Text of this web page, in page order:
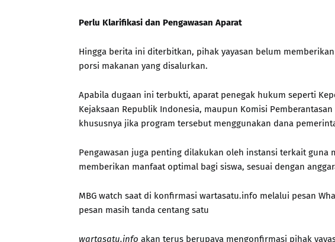
Perlu Klarifikasi dan Pengawasan Aparat
Hingga berita ini diterbitkan, pihak yayasan belum
porsi makanan yang disalurkan.
Apabila dugaan ini terbukti, aparat penegak hukum seperti
Kejaksaan Republik Indonesia, maupun Komisi
khususnya jika program tersebut menggunakan dana
Pengawasan juga penting dilakukan oleh instansi terkait guna
memberikan manfaat optimal bagi siswa, sesuai dengan
MBG watch saat di konfirmasi wartasatu.info melalui pesan
pesan masih tanda centang satu
wartasatu.info akan terus berupaya mengonfirmasi pihak